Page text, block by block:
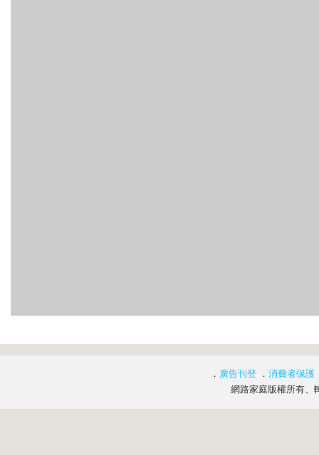
． 廣告刊登 ． 消費者保護
網路家庭版權所有、